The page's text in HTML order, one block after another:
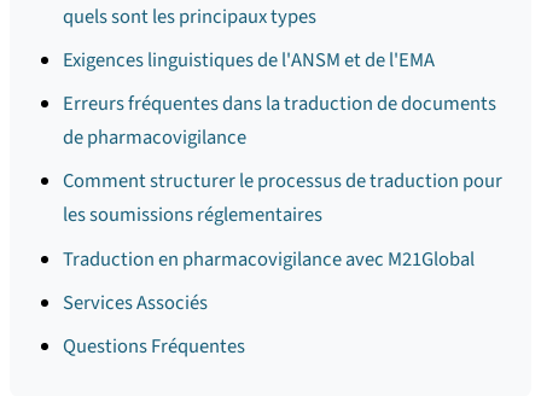
quels sont les principaux types
Exigences linguistiques de l'ANSM et de l'EMA
Erreurs fréquentes dans la traduction de documents
de pharmacovigilance
Comment structurer le processus de traduction pour
les soumissions réglementaires
Traduction en pharmacovigilance avec M21Global
Services Associés
Questions Fréquentes